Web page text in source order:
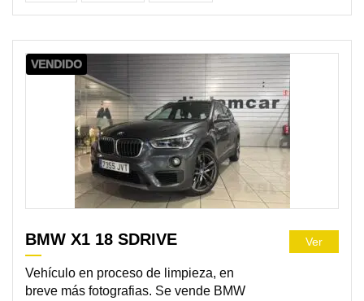
VENDIDO
BMW X1 18 SDRIVE
Vehículo en proceso de limpieza, en
breve más fotografias. Se vende BMW
Ver